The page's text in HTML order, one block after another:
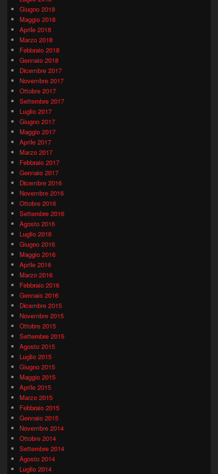
Giugno 2018
Maggio 2018
Aprile 2018
Marzo 2018
Febbraio 2018
Gennaio 2018
Dicembre 2017
Novembre 2017
Ottobre 2017
Settembre 2017
Luglio 2017
Giugno 2017
Maggio 2017
Aprile 2017
Marzo 2017
Febbraio 2017
Gennaio 2017
Dicembre 2016
Novembre 2016
Ottobre 2016
Settembre 2016
Agosto 2016
Luglio 2016
Giugno 2016
Maggio 2016
Aprile 2016
Marzo 2016
Febbraio 2016
Gennaio 2016
Dicembre 2015
Novembre 2015
Ottobre 2015
Settembre 2015
Agosto 2015
Luglio 2015
Giugno 2015
Maggio 2015
Aprile 2015
Marzo 2015
Febbraio 2015
Gennaio 2015
Novembre 2014
Ottobre 2014
Settembre 2014
Agosto 2014
Luglio 2014